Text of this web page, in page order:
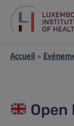
Accueil »
Open